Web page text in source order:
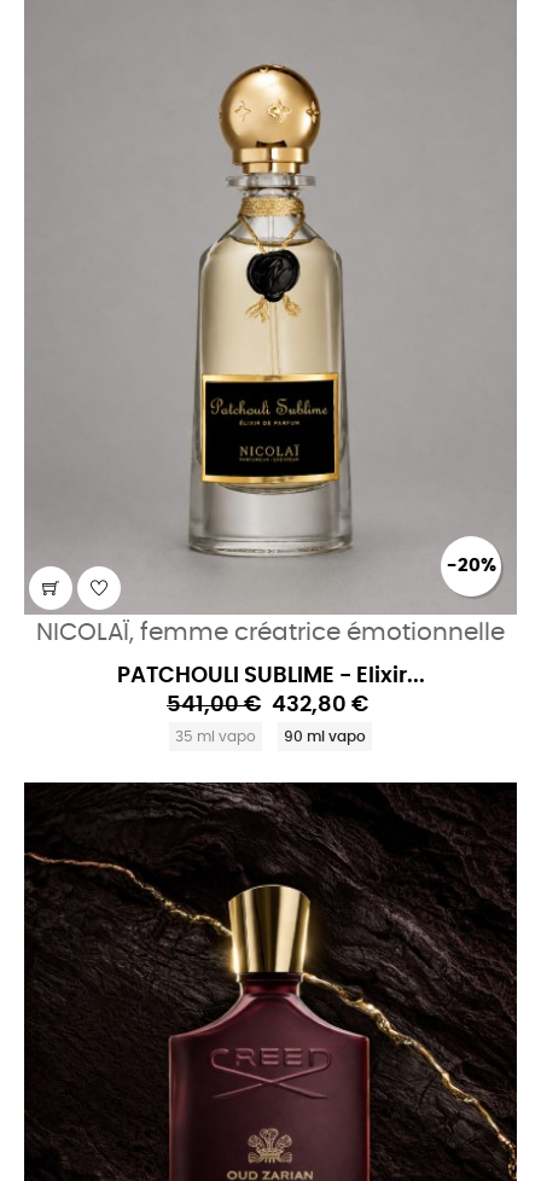
-20%
NICOLAÏ, femme créatrice émotionnelle
PATCHOULI SUBLIME - Elixir...
541,00 € 432,80 €
35 ml vapo 90 ml vapo